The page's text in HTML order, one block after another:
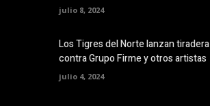
julio 8, 2024
Los Tigres del Norte lanzan tiradera
contra Grupo Firme y otros artistas
julio 4, 2024